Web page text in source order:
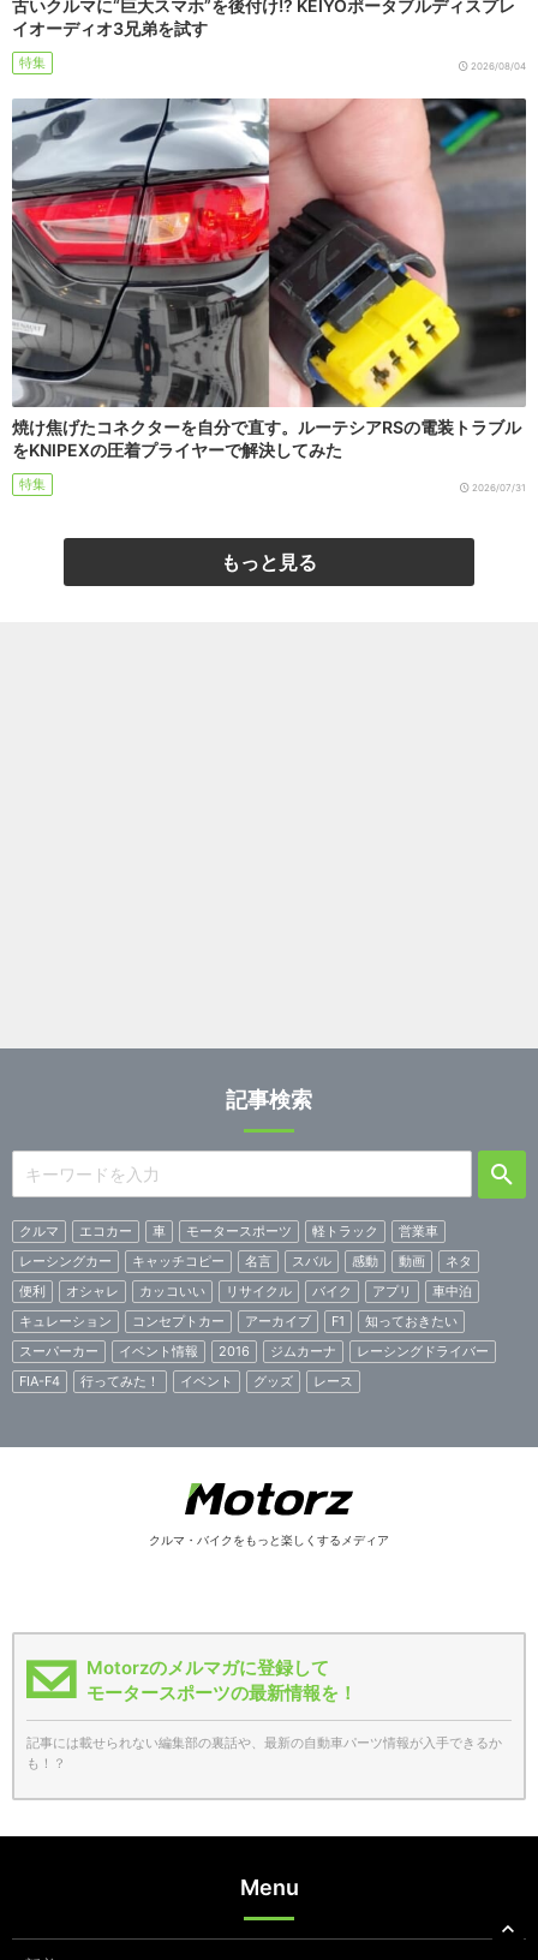
古いクルマに“巨大スマホ”を後付け!? KEIYOポータブルディスプレ
イオーディオ3兄弟を試す
特集 2026/08/04
焼け焦げたコネクターを自分で直す。ルーテシアRSの電装トラブル
をKNIPEXの圧着プライヤーで解決してみた
特集 2026/07/31
もっと見る
記事検索
クルマ エコカー 車 モータースポーツ 軽トラック
営業車
レーシングカー
キャッチコピー 名言 スバル 感動 動画
ネタ
便利
オシャレ カッコいい リサイクル バイク アプリ
車中泊
キュレーション
コンセプトカー アーカイブ F1
知っておきたい
スーパーカー
イベント情報 2016 ジムカーナ
レーシングドライバー
FIA-F4
行ってみた！ イベント グッズ レース
クルマ・バイクをもっと楽しくするメディア
Motorzのメルマガに登録して
モータースポーツの最新情報を！
記事には載せられない編集部の裏話や、最新の自動車パーツ情報が入手できるか
も！？
Menu